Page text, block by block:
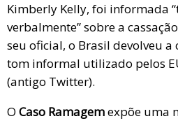
Kimberly Kelly, foi informada
verbalmente” sobre a
seu oficial, o Brasil devolveu a
tom informal utilizado pelos
(antigo Twitter).
O Caso Ramagemexpõe uma